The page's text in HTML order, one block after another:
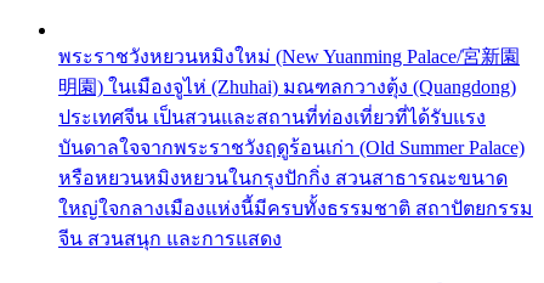
พระราชวังหยวนหมิงใหม่ (New Yuanming Palace/宮新園
明園) ในเมืองจูไห่ (Zhuhai) มณฑลกวางตุ้ง (Quangdong)
ประเทศจีน เป็นสวนและสถานที่ท่องเที่ยวที่ได้รับแรง
บันดาลใจจากพระราชวังฤดูร้อนเก่า (Old Summer Palace)
หรือหยวนหมิงหยวนในกรุงปักกิ่ง สวนสาธารณะขนาด
ใหญ่ใจกลางเมืองแห่งนี้มีครบทั้งธรรมชาติ สถาปัตยกรรม
จีน สวนสนุก และการแสดง